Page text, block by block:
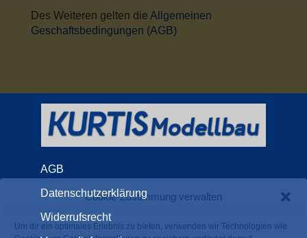
Cookie-Zustimmung verwalten
Um dir ein optimales Erlebnis zu bieten, verwenden wir Technologien wie
Des Weiteren gelten die Allgemeinen
Geschaftsbedingungen (AGB)
AGB
Datenschutzerklärung
Widerrufsrecht